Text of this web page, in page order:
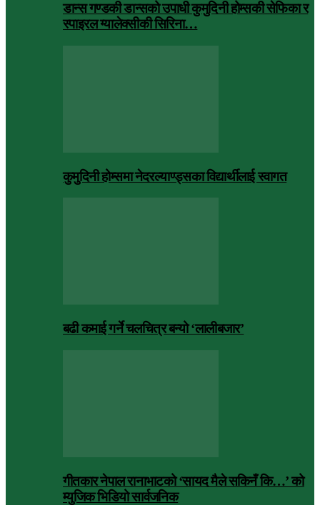
डान्स गण्डकी डान्सको उपाधी कुमुदिनी होम्सकी सेफिका र
स्पाइरल ग्यालेक्सीकी सिरिना…
कुमुदिनी होम्समा नेदरल्याण्ड्सका विद्यार्थीलाई स्वागत
बढी कमाई गर्ने चलचित्र बन्यो ‘लालीबजार’
गीतकार नेपाल रानाभाटको ‘सायद मैले सकिनँ कि…’ को
म्युजिक भिडियो सार्वजनिक